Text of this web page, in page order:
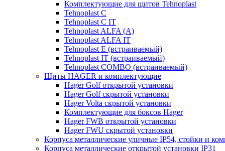
Комплектующие для щитов Tehnoplast
Tehnoplast C
Tehnoplast C IT
Tehnoplast ALFA (А)
Tehnoplast ALFA IT
Tehnoplast E (встраиваемый)
Tehnoplast IT (встраиваемый)
Tehnoplast COMBO (встраиваемый)
Щиты HAGER и комплектующие
Hager Golf открытой установки
Hager Golf скрытой установки
Hager Volta скрытой установки
Комплектующие для боксов Hager
Hager FWB открытой установки
Hager FWU скрытой установки
Корпуса металлические уличные IP54, стойки и
Корпуса металлические открытой установки IP31